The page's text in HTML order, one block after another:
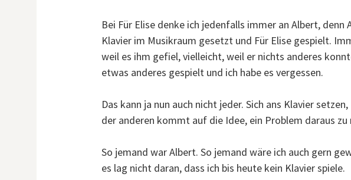
Bei Für Elise denke ich jedenfalls immer an Albert, denn
Klavier im Musikraum gesetzt und Für Elise gespielt.
weil es ihm gefiel, vielleicht, weil er nichts anderes
etwas anderes gespielt und ich habe es vergessen.
Das kann ja nun auch nicht jeder. Sich ans Klavier
der anderen kommt auf die Idee, ein Problem daraus zu
So jemand war Albert. So jemand wäre ich auch gern
es lag nicht daran, dass ich bis heute kein Klavier spiele.